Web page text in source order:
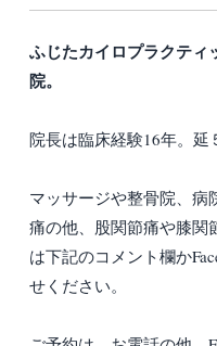
ふじたカイロプラクティ
院。
院長は臨床経験16年。延
マッサージや整骨院、病
痛の他、股関節痛や膝関
は下記のコメント欄か
せください。